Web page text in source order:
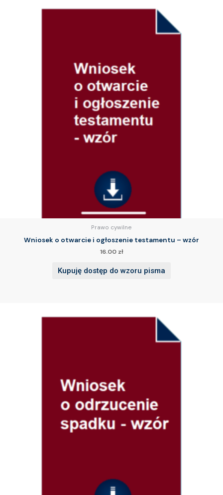
Prawo cywilne
Wniosek o otwarcie i ogłoszenie testamentu – wzór
16.00 zł
Kupuję dostęp do wzoru pisma